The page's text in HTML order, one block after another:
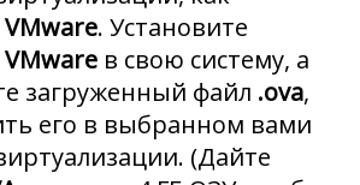
VMware. Установите
VMware в свою систему, а
загруженный файл .ova,
его в выбранном вами
(Дайте